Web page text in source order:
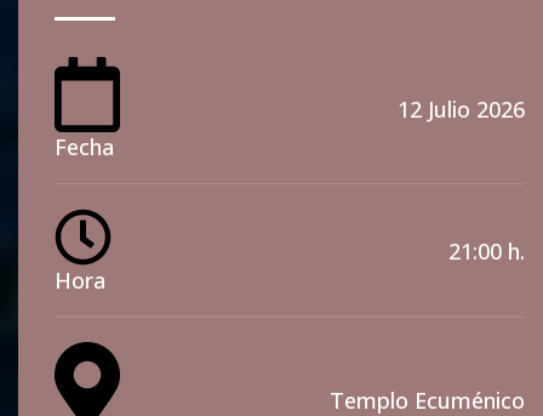
Fecha
12 Julio 2026
Hora
21:00 h.
Templo Ecuménico